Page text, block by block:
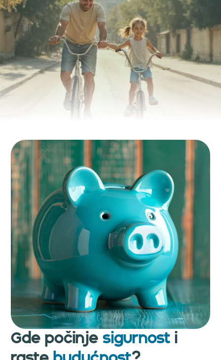
Gde počinjesigurnost i